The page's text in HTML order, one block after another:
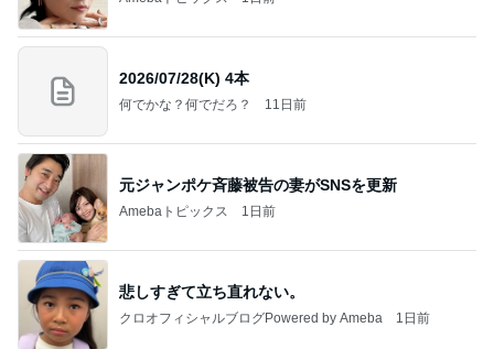
2026/07/28(K) 4本
何でかな？何でだろ？ 11日前
元ジャンポケ斉藤被告の妻がSNSを更新
Amebaトピックス 1日前
悲しすぎて立ち直れない。
クロオフィシャルブログPowered by Ameba 1日前